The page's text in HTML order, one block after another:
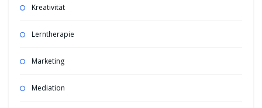
Kreativität
Lerntherapie
Marketing
Mediation